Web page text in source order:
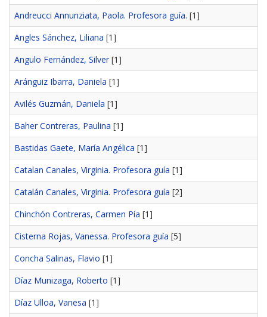
Andreucci Annunziata, Paola. Profesora guía. [1]
Angles Sánchez, Liliana [1]
Angulo Fernández, Silver[1]
Aránguiz Ibarra, Daniela [1]
Avilés Guzmán, Daniela [1]
Baher Contreras, Paulina [1]
Bastidas Gaete, María Angélica [1]
Catalan Canales, Virginia. Profesora guía [1]
Catalán Canales, Virginia. Profesora guía [2]
Chinchón Contreras, Carmen Pía [1]
Cisterna Rojas, Vanessa. Profesora guía [5]
Concha Salinas, Flavio [1]
Díaz Munizaga, Roberto [1]
Díaz Ulloa, Vanesa [1]